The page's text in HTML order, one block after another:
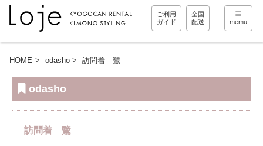
ご利用
ガイド
全国
配送
memu
HOME odasho 訪問着 鷺
odasho
訪問着 鷺